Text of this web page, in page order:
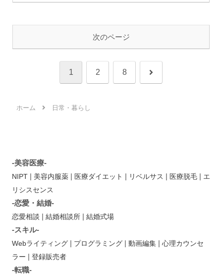
次のページ
1 2 8 次
ホーム 日常・暮らし
-美容医療-
NIPT | 美容内服薬 | 医療ダイエット | リベルサス | 医療脱毛 | エ
リシスセンス
-恋愛・結婚-
恋愛相談 | 結婚相談所 | 結婚式場
-スキル-
Webライティング | プログラミング | 動画編集 | 心理カウンセ
ラー | 登録販売者
-転職-